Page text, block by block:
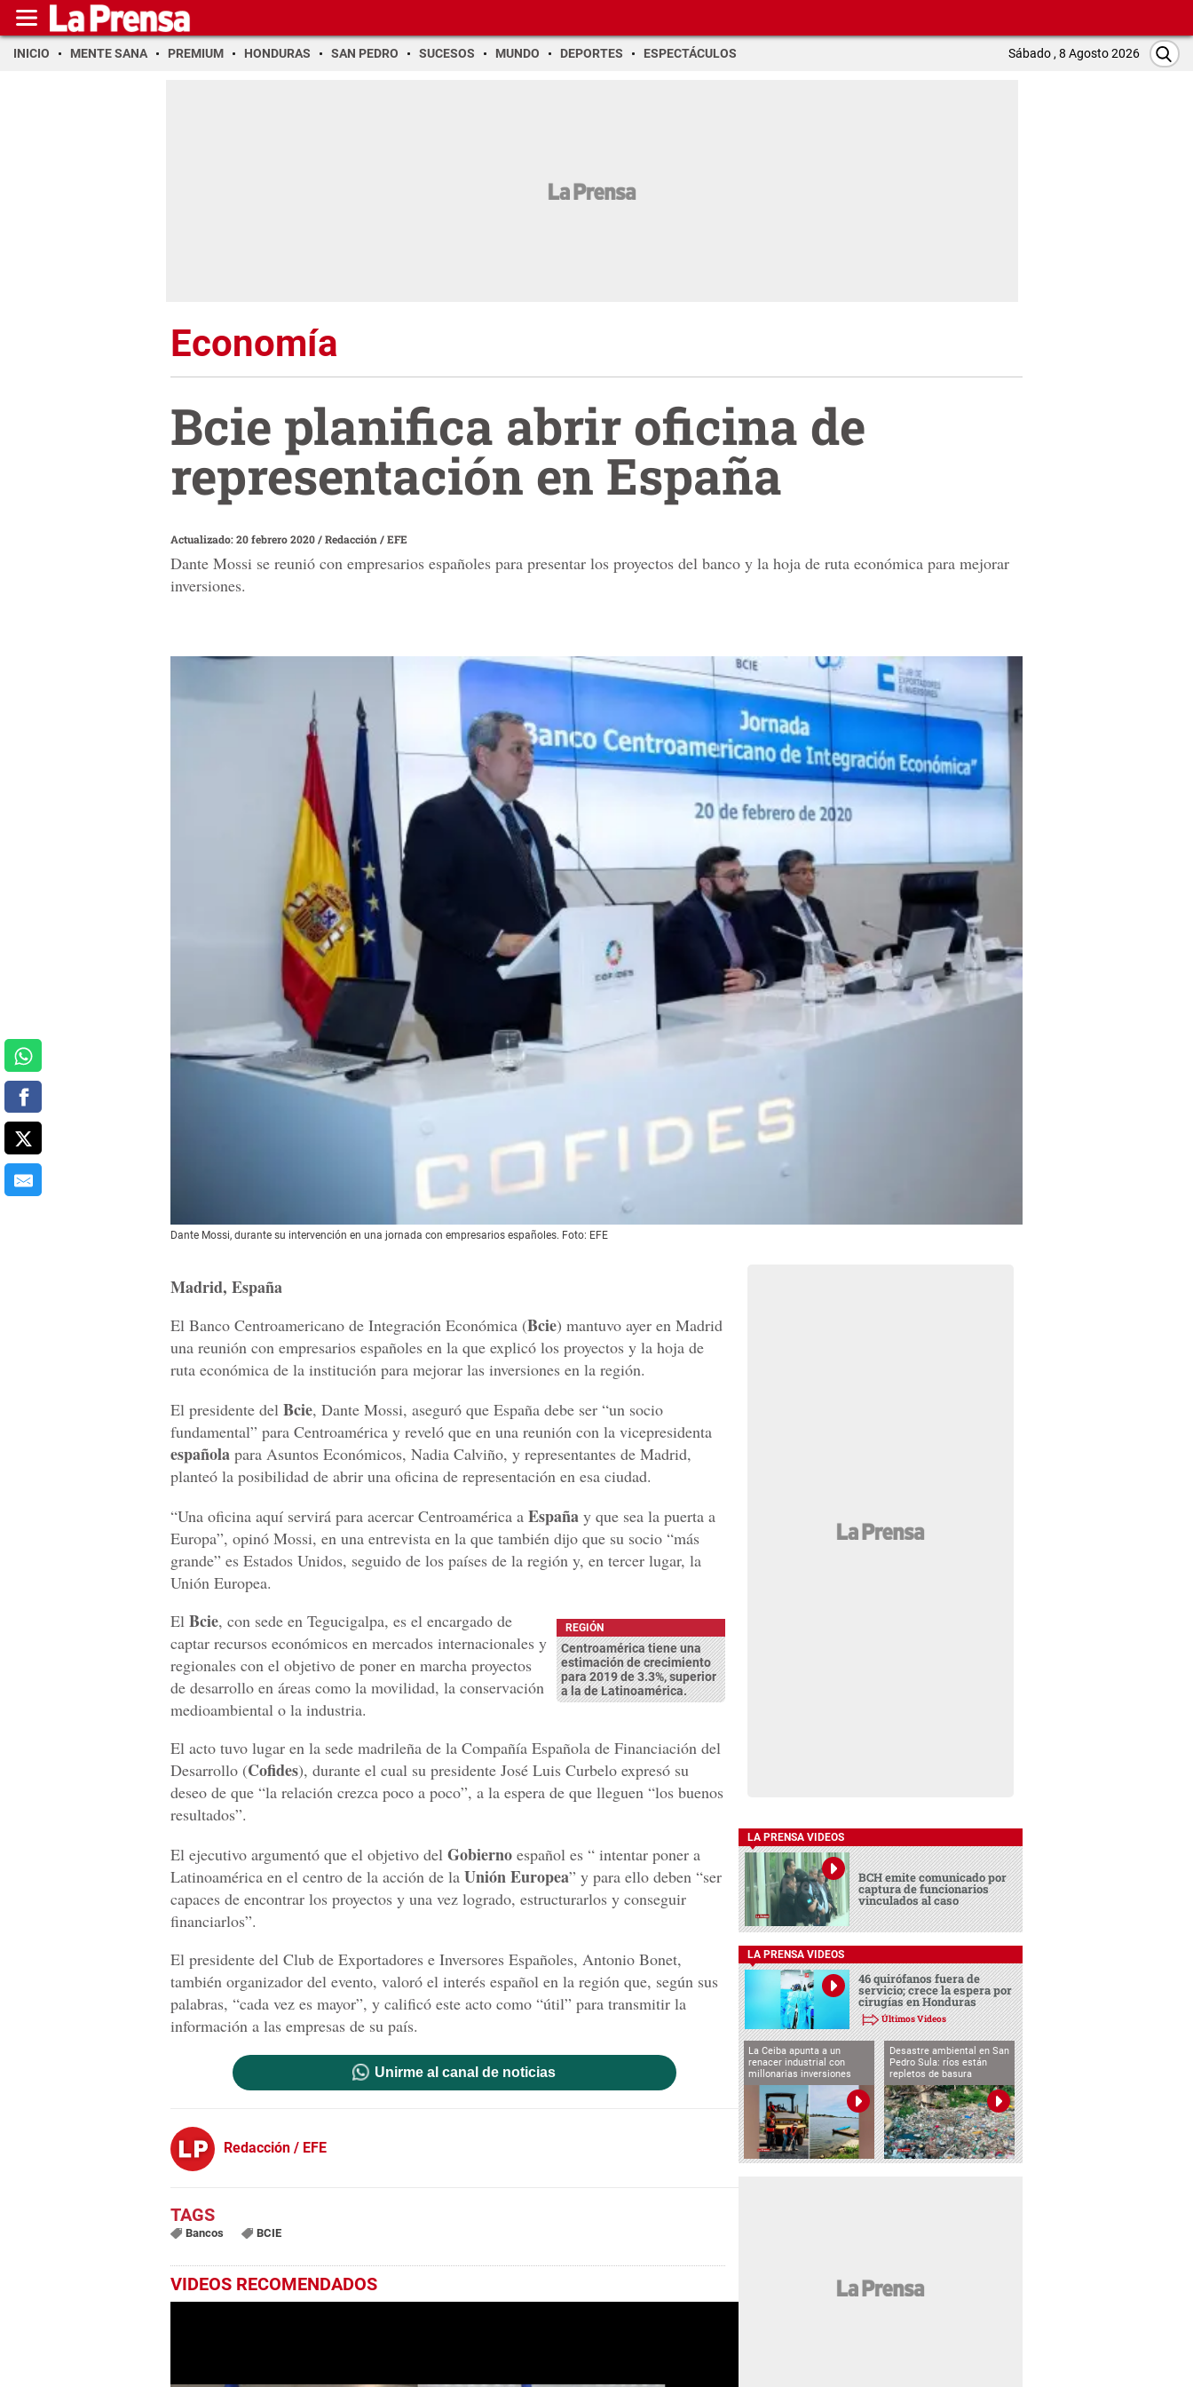
INICIO MENTE SANA PREMIUM HONDURAS SAN PEDRO SUCESOS MUNDO DEPORTES ESPECTÁCULOS Sábado , 8 Agosto 2026
Economía
Bcie planifica abrir oficina de
representación en España
Actualizado: 20 febrero 2020/Redacción / EFE
Dante Mossi se reunió con empresarios españoles para presentar los proyectos del banco y la hoja de ruta económica para mejorar
inversiones.
Dante Mossi, durante su intervención en una jornada con empresarios españoles. Foto: EFE
Madrid, España
El Banco Centroamericano de Integración Económica (Bcie) mantuvo ayer en Madrid
una reunión con empresarios españoles en la que explicó los proyectos y la hoja de
ruta económica de la institución para mejorar las inversiones en la región.
El presidente del Bcie, Dante Mossi, aseguró que España debe ser “un socio
fundamental” para Centroamérica y reveló que en una reunión con la vicepresidenta
española para Asuntos Económicos, Nadia Calviño, y representantes de Madrid,
planteó la posibilidad de abrir una oficina de representación en esa ciudad.
“Una oficina aquí servirá para acercar Centroamérica a España y que sea la puerta a
Europa”, opinó Mossi, en una entrevista en la que también dijo que su socio “más
grande” es Estados Unidos, seguido de los países de la región y, en tercer lugar, la
Unión Europea.
REGIÓN
Centroamérica tiene una
estimación de crecimiento
para 2019 de 3.3%, superior
a la de Latinoamérica.
El Bcie, con sede en Tegucigalpa, es el encargado de
captar recursos económicos en mercados internacionales y
regionales con el objetivo de poner en marcha proyectos
de desarrollo en áreas como la movilidad, la conservación
medioambiental o la industria.
El acto tuvo lugar en la sede madrileña de la Compañía Española de Financiación del
Desarrollo (Cofides), durante el cual su presidente José Luis Curbelo expresó su
deseo de que “la relación crezca poco a poco”, a la espera de que lleguen “los buenos
resultados”.
El ejecutivo argumentó que el objetivo del Gobierno español es “ intentar poner a
Latinoamérica en el centro de la acción de la Unión Europea” y para ello deben “ser
capaces de encontrar los proyectos y una vez logrado, estructurarlos y conseguir
financiarlos”.
El presidente del Club de Exportadores e Inversores Españoles, Antonio Bonet,
también organizador del evento, valoró el interés español en la región que, según sus
palabras, “cada vez es mayor”, y calificó este acto como “útil” para transmitir la
información a las empresas de su país.
Unirme al canal de noticias
Redacción / EFE
Bancos BCIE
VIDEOS RECOMENDADOS
LA PRENSA VIDEOS
BCH emite comunicado por
captura de funcionarios
vinculados al caso
LA PRENSA VIDEOS
46 quirófanos fuera de
servicio; crece la espera por
cirugías en Honduras
Últimos Videos
La Ceiba apunta a un
renacer industrial con
millonarias inversiones
Desastre ambiental en San
Pedro Sula: ríos están
repletos de basura